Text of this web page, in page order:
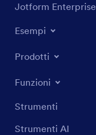
Jotform Enterprise
Esempi
Prodotti
Funzioni
Strumenti
Strumenti AI